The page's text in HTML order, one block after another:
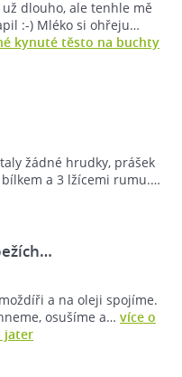
dlouho, ale tenhle mě
:-) Mléko si ohřeju…
kynuté těsto na buchty
žádné hrudky, prášek
a 3 lžícemi rumu.…
a na oleji spojíme.
osušíme a… více o
jater